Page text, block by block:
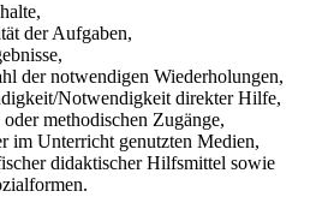
der Aufgaben,
der notwendigen Wiederholungen,
Notwendigkeit direkter Hilfe,
methodischen Zugänge,
im Unterricht genutzten Medien,
didaktischer Hilfsmittel sowie